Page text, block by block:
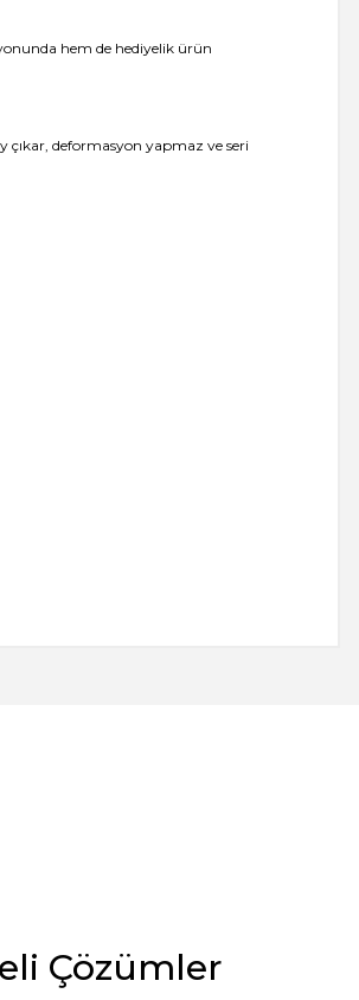
hem de hediyelik ürün
çıkar, deformasyon yapmaz ve seri
Çözümler